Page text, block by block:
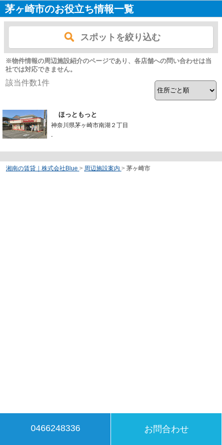
茅ヶ崎市のお役立ち情報一覧
スポットを絞り込む
※物件情報の周辺施設紹介のページであり、各店舗への問い合わせは当
社では対応できません。
該当件数1件
ほっともっと
神奈川県茅ヶ崎市南湖２丁目
-
湘南の賃貸｜株式会社Blue > 周辺施設案内 > 茅ヶ崎市
0466248336 お問合わせ